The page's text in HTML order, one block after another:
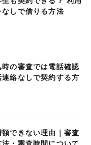
しで借りる方法
の審査では電話確認
絡なしで契約する方
できない理由｜審査